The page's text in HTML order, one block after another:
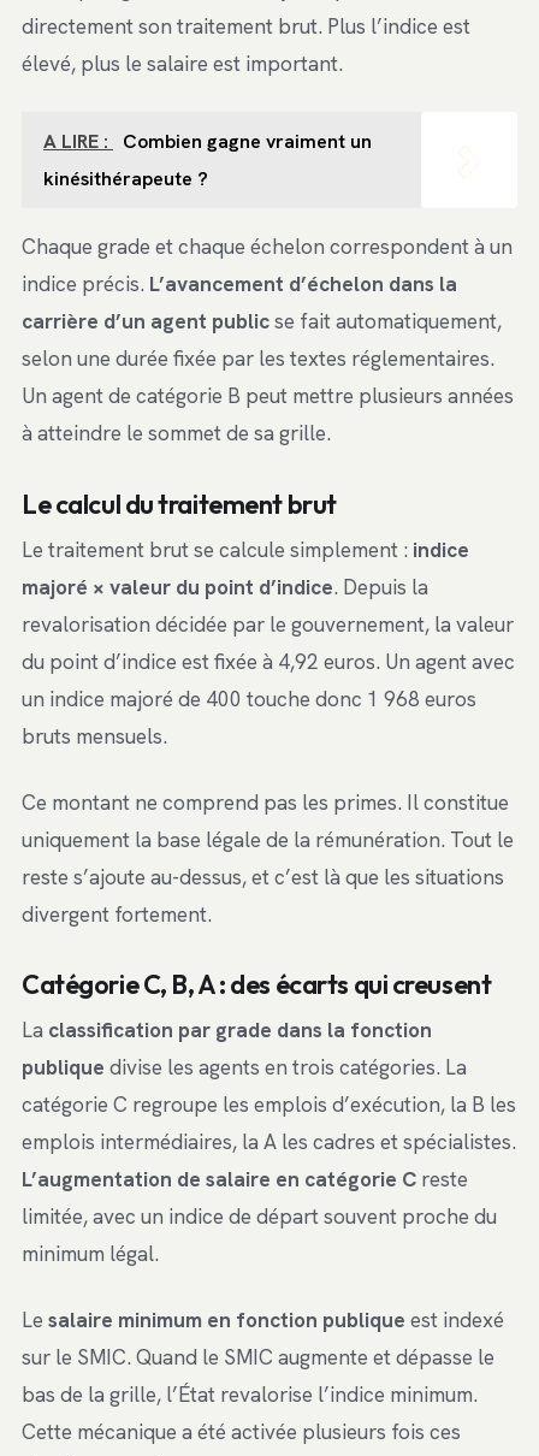
directement son traitement brut. Plus l’indice est
élevé, plus le salaire est important.
A LIRE :
Combien gagne vraiment un
kinésithérapeute ?
Chaque grade et chaque échelon correspondent à un
indice précis. L’avancement d’échelon dans la
carrière d’un agent publicse fait automatiquement,
selon une durée fixée par les textes réglementaires.
Un agent de catégorie B peut mettre plusieurs années
à atteindre le sommet de sa grille.
Le calcul du traitement brut
Le traitement brut se calcule simplement : indice
majoré × valeur du point d’indice. Depuis la
revalorisation décidée par le gouvernement, la valeur
du point d’indice est fixée à 4,92 euros. Un agent avec
un indice majoré de 400 touche donc 1 968 euros
bruts mensuels.
Ce montant ne comprend pas les primes. Il constitue
uniquement la base légale de la rémunération. Tout le
reste s’ajoute au-dessus, et c’est là que les situations
divergent fortement.
Catégorie C, B, A : des écarts qui creusent
La classification par grade dans la fonction
publique divise les agents en trois catégories. La
catégorie C regroupe les emplois d’exécution, la B les
emplois intermédiaires, la A les cadres et spécialistes.
L’augmentation de salaire en catégorie C reste
limitée, avec un indice de départ souvent proche du
minimum légal.
Le salaire minimum en fonction publique est indexé
sur le SMIC. Quand le SMIC augmente et dépasse le
bas de la grille, l’État revalorise l’indice minimum.
Cette mécanique a été activée plusieurs fois ces